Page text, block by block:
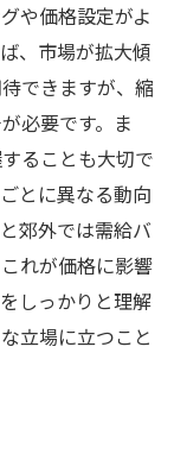
や価格設定がよ
、市場が拡大傾
できますが、縮
必要です。ま
ることも大切で
とに異なる動向
郊外では需給バ
れが価格に影響
しっかりと理解
立場に立つこと